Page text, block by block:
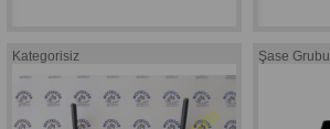
Kategorisiz Şase Grubu